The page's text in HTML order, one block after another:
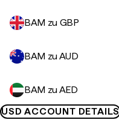
BAM zu GBP
BAM zu AUD
BAM zu AED
USD ACCOUNT